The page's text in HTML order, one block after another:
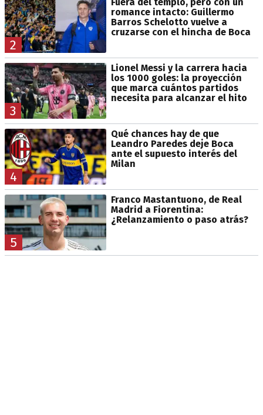
2
romance intacto: Guillermo
Barros Schelotto vuelve a
cruzarse con el hincha de Boca
3
Lionel Messi y la carrera hacia
los 1000 goles: la proyección
que marca cuántos partidos
necesita para alcanzar el hito
4
Qué chances hay de que
Leandro Paredes deje Boca
ante el supuesto interés del
Milan
5
Franco Mastantuono, de Real
Madrid a Fiorentina:
¿Relanzamiento o paso atrás?